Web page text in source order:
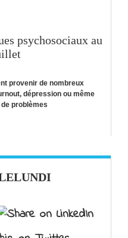
psychosociaux au
provenir de nombreux
dépression ou même
problèmes